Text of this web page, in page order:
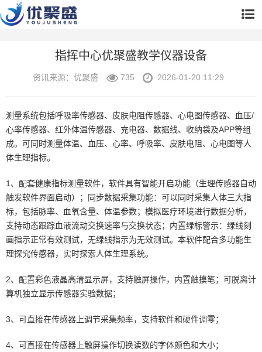
指挥中心优聚盛教学仪器设备
资讯来源：优聚盛 735 2026-01-20 11:29
测量系统包括呼吸率传感器、皮肤电阻传感器、心电图传感器、血压/
心率传感器、红外体温传感器、充电器、数据线、收纳袋及APP等组
成。可同时测量体温、血压、心率、呼吸率、皮肤电阻、心电图等人
体生理指标。
1、配套健康指标测量软件，软件具有智能开启功能（生理传感器自动
触发软件界面启动）；同步数据采集功能：可以同时采集人体三大指
标，包括脉率、血氧含量、体温参数；模拟医疗环境进行数据分析，
支持动态跟踪血液流动交换速率与交换状态；内置绿标警示：绿线刻
画指示正常有效测试，无绿线指示为无效测试。本软件配合多功能生
理探究传感器，实时探索人体生理系统。
2、配置彩色液晶高清显示屏，支持触屏操作，内置触摸笔；可脱离计
算机独立显示传感器实验数据；
3、可直接在传感器上调节采集频率，支持软件和硬件调零；
4、可直接在传感器上触屏操作切换读数的字体颜色和大小；